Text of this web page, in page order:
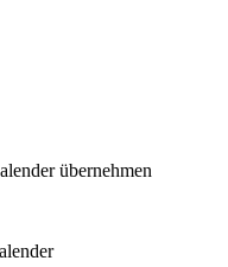
übernehmen